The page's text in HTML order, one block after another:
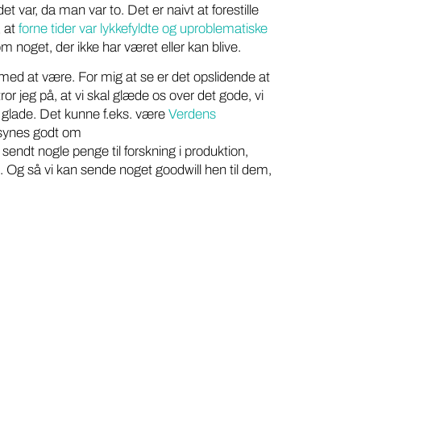
var, da man var to. Det er naivt at forestille
at forne tider var lykkefyldte og uproblematiske
noget, der ikke har været eller kan blive.
at være. For mig at se er det opslidende at
jeg på, at vi skal glæde os over det gode, vi
Det kunne f.eks. være Verdens
godt om
sendt nogle penge til forskning i produktion,
så vi kan sende noget goodwill hen til dem,